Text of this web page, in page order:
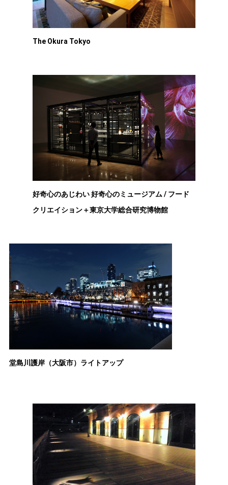
The Okura Tokyo
好奇心のあじわい 好奇心のミュージアム / フード
クリエイション＋東京大学総合研究博物館
堂島川護岸（大阪市）ライトアップ